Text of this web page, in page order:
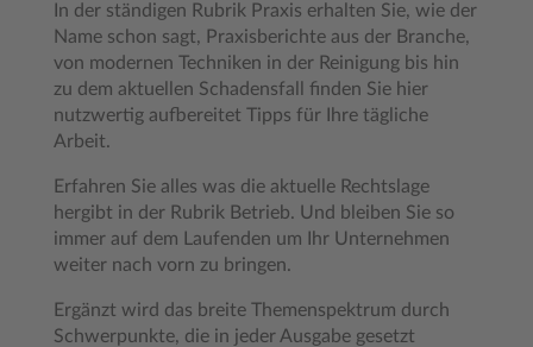
In der ständigen Rubrik Praxis erhalten Sie, wie der
Name schon sagt, Praxisberichte aus der Branche,
von modernen Techniken in der Reinigung bis hin
zu dem aktuellen Schadensfall finden Sie hier
nutzwertig aufbereitet Tipps für Ihre tägliche
Arbeit.
Erfahren Sie alles was die aktuelle Rechtslage
hergibt in der Rubrik Betrieb. Und bleiben Sie so
immer auf dem Laufenden um Ihr Unternehmen
weiter nach vorn zu bringen.
Ergänzt wird das breite Themenspektrum durch
Schwerpunkte, die in jeder Ausgabe gesetzt